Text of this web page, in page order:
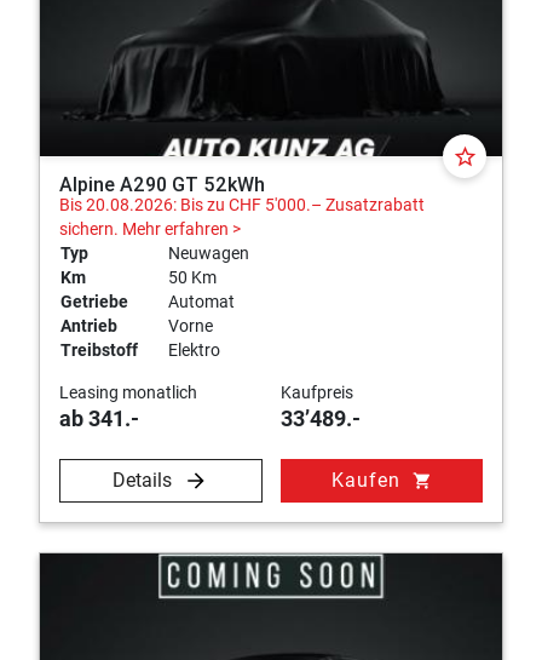
star_border
Alpine A290 GT 52kWh
Bis 20.08.2026: Bis zu CHF 5'000.– Zusatzrabatt
sichern. Mehr erfahren >
Typ
Neuwagen
Km
50 Km
Getriebe
Automat
Antrieb
Vorne
Treibstoff
Elektro
Leasing monatlich
ab 341.-
Kaufpreis
33’489.-
Details Kaufen shopping_cart